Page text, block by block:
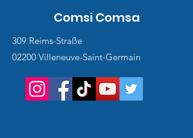
Comsi Comsa
309 Reims-Straße
02200 Villeneuve-Saint-Germain